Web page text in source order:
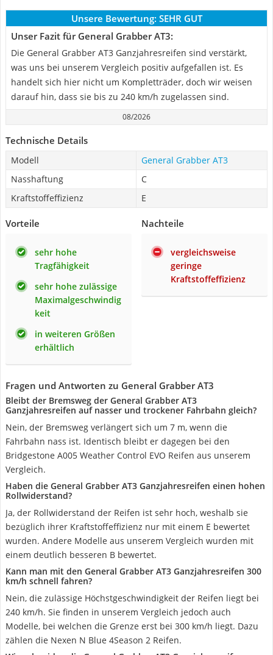
Unsere Bewertung: SEHR GUT
Unser Fazit für General Grabber AT3:
Die General Grabber AT3 Ganzjahresreifen sind verstärkt,
was uns bei unserem Vergleich positiv aufgefallen ist. Es
handelt sich hier nicht um Kompletträder, doch wir weisen
darauf hin, dass sie bis zu 240 km/h zugelassen sind.
08/2026
Technische Details
Modell
General Grabber AT3
Nasshaftung
C
Kraftstoffeffizienz
E
Vorteile
sehr hohe
Tragfähigkeit
sehr hohe zulässige
Maximalgeschwindig
keit
in weiteren Größen
erhältlich
Nachteile
vergleichsweise
geringe
Kraftstoffeffizienz
Fragen und Antworten zu General Grabber AT3
Bleibt der Bremsweg der General Grabber AT3
Ganzjahresreifen auf nasser und trockener Fahrbahn gleich?
Nein, der Bremsweg verlängert sich um 7 m, wenn die
Fahrbahn nass ist. Identisch bleibt er dagegen bei den
Bridgestone A005 Weather Control EVO Reifen aus unserem
Vergleich.
Haben die General Grabber AT3 Ganzjahresreifen einen hohen
Rollwiderstand?
Ja, der Rollwiderstand der Reifen ist sehr hoch, weshalb sie
bezüglich ihrer Kraftstoffeffizienz nur mit einem E bewertet
wurden. Andere Modelle aus unserem Vergleich wurden mit
einem deutlich besseren B bewertet.
Kann man mit den General Grabber AT3 Ganzjahresreifen 300
km/h schnell fahren?
Nein, die zulässige Höchstgeschwindigkeit der Reifen liegt bei
240 km/h. Sie finden in unserem Vergleich jedoch auch
Modelle, bei welchen die Grenze erst bei 300 km/h liegt. Dazu
zählen die Nexen N Blue 4Season 2 Reifen.